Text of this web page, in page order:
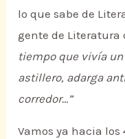
lo que sabe de
gente de
tiempo que vivía
astillero, adarga
corredor…”
Vamos ya hacia